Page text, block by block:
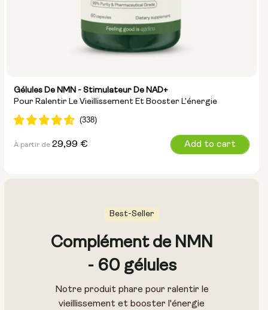
Gélules De NMN - Stimulateur De NAD+
Pour Ralentir Le Vieillissement Et Booster L'énergie
Prix
À partir de 29,99 € Add to cart
Best-Seller
Complément de NMN
- 60 gélules
Notre produit phare pour ralentir le
vieillissement et booster l'énergie